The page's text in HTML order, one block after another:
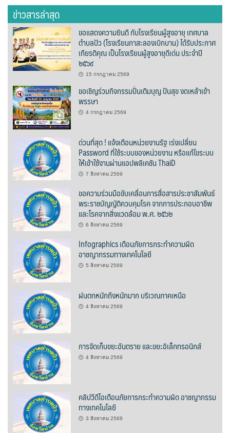
ตูบฮิมโต้งโฮมสเตย์
นครน่านอพาร์ทเม้น
นะลาวิวรีสอร์ท
น่านปัว รีสอร์ท
นาเหล่า เก๊าสลี โฮมสเตย์
นาไผ่ปัววิว
บวกบัววิวรีสอร์ท
บ้านกังหัน @ ปัวคอทเทจ
บ้านต้นคูณ
บ้านนาโฮมสเตย์
บ้านปัว ปลายนา
บ้านพักชมดอย
บ้านยลญภา
บ้านริมทุ่งรีสอร์ท
บ้านสวนศรีสุขโฮมสเตย์
บ้านฮิมนาปัว
บ้านไม้ปลายนา
ข่าวสารล่าสุด
ขอแสดงความยินดี กับโรงเรียนผู้สูงอายุ เทศบาล
ตำบลปัว (โรงเรียนกาสะลองเบิกบาน) ได้รับประกาศ
เกียรติคุณ เป็นโรงเรียนผู้สูงอายุดีเด่น ประจำปี
๒๕๖๙
15 กรกฎาคม 2569
ขอเชิญร่วมกิจกรรมปั่นเติมบุญ ปันสุข งดเหล้าเข้า
พรรษา
4 กรกฎาคม 2569
ด่วนที่สุด ! แจ้งเตือนหน่วยงานรัฐ เร่งเปลี่ยน
Password ที่ใช้ระบบของหน่วยงาน หรือแก้ไขระบบ
ให้เข้าใช้งานผ่านแอปพลิเคชัน ThaiD
7 สิงหาคม 2569
ขอความร่วมมือขับเคลื่อนการสื่อสารประชาสัมพันธ์
พระราชบัญญัติควบคุมโรค จากการประกอบอาชีพ
และโรคจากสิ่งแวดล้อม พ.ศ. ๒๕๖๒
6 สิงหาคม 2569
Infographics เตือนภัยการกระทำความผิด
อาชญากรรมทางเทคโนโลยี
5 สิงหาคม 2569
ฝนตกหนักถึงหนักมาก บริเวณภาคเหนือ
4 สิงหาคม 2569
การจัดเก็บขยะอันตราย และขยะอิเล็กทรอนิกส์
4 สิงหาคม 2569
คลิปวีดีโอเตือนภัยการกระทำความผิด อาชญากรรม
ทางเทคโนโลยี
3 สิงหาคม 2569